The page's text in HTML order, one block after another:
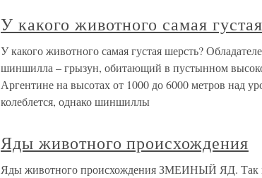
У какого животного самая
У какого животного самая густая шерсть?
шиншилла – грызун, обитающий в пустынном
Аргентине на высотах от 1000 до 6000 метров над
колеблется, однако шиншиллы
Яды животного происхождения
Яды животного происхождения ЗМЕИНЫЙ ЯД. Так